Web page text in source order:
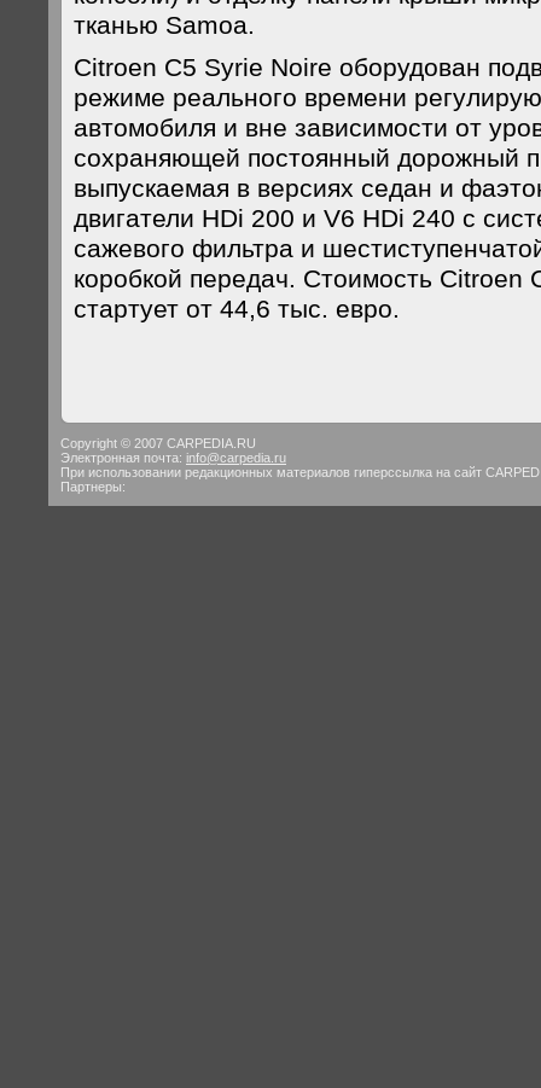
тканью Samoa.
Citroеn C5 Sуrie Noire оборудован
режиме реального времени
автомобиля и вне зависимости от
сохраняющей постоянный дорожный
выпускаемая в версиях седан и
двигатели HDi 200 и V6 HDi 240 с
сажевого фильтра и
коробкой передач. Стоимость Citroеn
стартует от 44,6 тыс. евро.
Copyright © 2007 CARPEDIA.RU
Электронная почта: info@carpedia.ru
При использовании редакционных материалов гиперссылка на сайт
Партнеры: